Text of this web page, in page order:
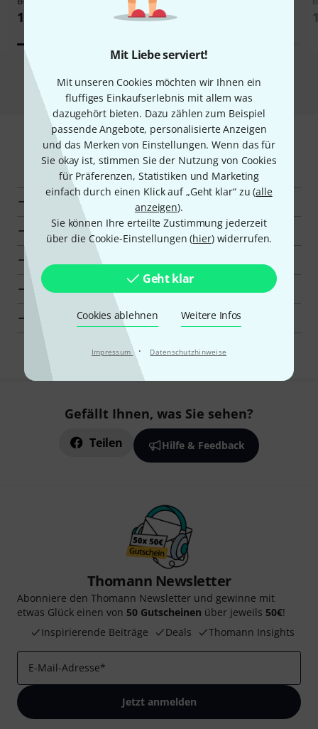
Mit Liebe serviert!
Mit unseren Cookies möchten wir Ihnen ein
fluffiges Einkaufserlebnis mit allem was
dazugehört bieten. Dazu zählen zum Beispiel
passende Angebote, personalisierte Anzeigen
und das Merken von Einstellungen. Wenn das für
Sie okay ist, stimmen Sie der Nutzung von Cookies
für Präferenzen, Statistiken und Marketing
einfach durch einen Klick auf „Geht klar“ zu (alle
anzeigen).
Sie können Ihre erteilte Zustimmung jederzeit
über die Cookie-Einstellungen (hier) widerrufen.
Geht klar
Cookies ablehnen Weitere Infos
Impressum · Datenschutzhinweise
1.625 € 1.899 €
Alle Schnäppchen
Mehr entdecken
Alle Kategorien
Top-Seller
Schnäppchen
Deal-O-Meter
Gefällt Ihnen, was Sie sehen?
Teilen Hilfe & Feedback
Thomann Newsletter
Abonniere den Thomann Newsletter und gewinne mit
etwas Glück einen von 50 Gutscheinen über jeweils 50€!
Inspirierende Beiträge
Deals Thomann Insights
E-Mail-Adresse*
Jetzt anmelden